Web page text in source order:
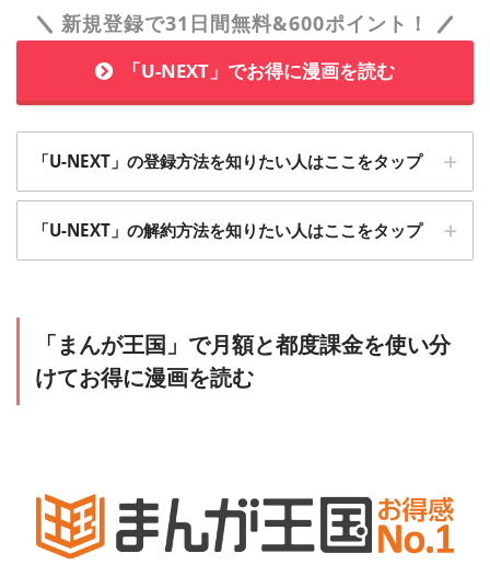
新規登録で31日間無料&600ポイント！
「U-NEXT」でお得に漫画を読む
「U-NEXT」の登録方法を知りたい人はここをタップ
1
＞＞「U-NEXT」の無料トライアルに加入する
「U-NEXT」の解約方法を知りたい人はここをタップ
更」をクリックします
「まんが王国」で月額と都度課金を使い分
けてお得に漫画を読む